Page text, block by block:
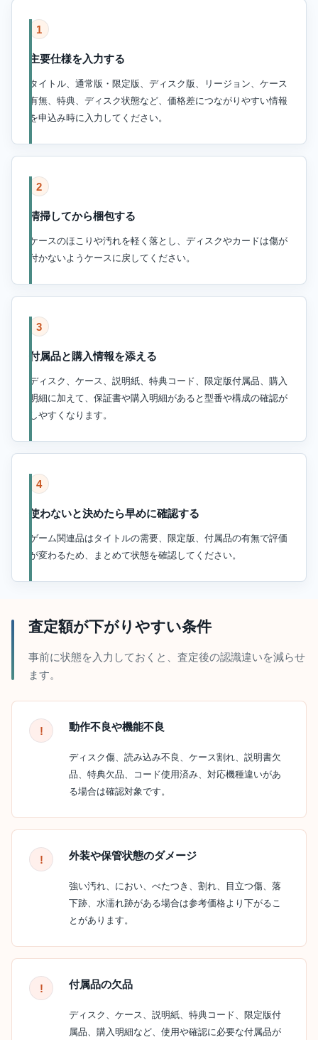
1
主要仕様を入力する
タイトル、通常版・限定版、ディスク版、リージョン、ケース
有無、特典、ディスク状態など、価格差につながりやすい情報
を申込み時に入力してください。
2
清掃してから梱包する
ケースのほこりや汚れを軽く落とし、ディスクやカードは傷が
付かないようケースに戻してください。
3
付属品と購入情報を添える
ディスク、ケース、説明紙、特典コード、限定版付属品、購入
明細に加えて、保証書や購入明細があると型番や構成の確認が
しやすくなります。
4
使わないと決めたら早めに確認する
ゲーム関連品はタイトルの需要、限定版、付属品の有無で評価
が変わるため、まとめて状態を確認してください。
査定額が下がりやすい条件
事前に状態を入力しておくと、査定後の認識違いを減らせ
ます。
動作不良や機能不良
ディスク傷、読み込み不良、ケース割れ、説明書欠
品、特典欠品、コード使用済み、対応機種違いがあ
る場合は確認対象です。
外装や保管状態のダメージ
強い汚れ、におい、べたつき、割れ、目立つ傷、落
下跡、水濡れ跡がある場合は参考価格より下がるこ
とがあります。
付属品の欠品
ディスク、ケース、説明紙、特典コード、限定版付
属品、購入明細など、使用や確認に必要な付属品が